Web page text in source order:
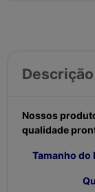
Descrição
Nossos
qualidade
Tamanho do